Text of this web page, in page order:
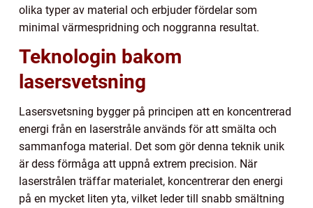
olika typer av material och erbjuder fördelar som
minimal värmespridning och noggranna resultat.
Teknologin bakom
lasersvetsning
Lasersvetsning bygger på principen att en koncentrerad
energi från en laserstråle används för att smälta och
sammanfoga material. Det som gör denna teknik unik
är dess förmåga att uppnå extrem precision. När
laserstrålen träffar materialet, koncentrerar den energi
på en mycket liten yta, vilket leder till snabb smältning